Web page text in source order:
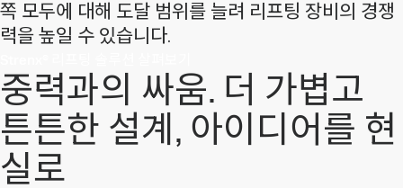
쪽 모두에 대해 도달 범위를 늘려 리프팅 장비의 경쟁
력을 높일 수 있습니다.
중력과의 싸움. 더 가볍고
튼튼한 설계, 아이디어를 현
실로